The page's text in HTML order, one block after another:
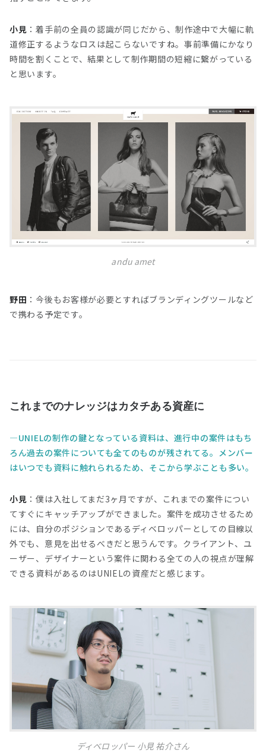
小見 ：着手前の全員の認識が同じだから、制作途中で大幅に軌
道修正するようなロスは起こらないですね。事前準備にかなり
時間を割くことで、結果として制作期間の短縮に繋がっている
と思います。
andu amet
野田 ：今後もお客様が必要とすればブランディングツールなど
で携わる予定です。
これまでのナレッジはカタチある資産に
UNIELの制作の鍵となっている資料は、進行中の案件はもち
ろん過去の案件についても全てのものが残されてる。メンバー
はいつでも資料に触れられるため、そこから学ぶことも多い。
小見 ：僕は入社してまだ3ヶ月ですが、これまでの案件につい
てすぐにキャッチアップができました。案件を成功させるため
には、自分のポジションであるディベロッパーとしての目線以
外でも、意見を出せるべきだと思うんです。クライアント、ユ
ーザー、デザイナーという案件に関わる全ての人の視点が理解
できる資料があるのはUNIELの資産だと感じます。
ディベロッパー 小見 祐介さん